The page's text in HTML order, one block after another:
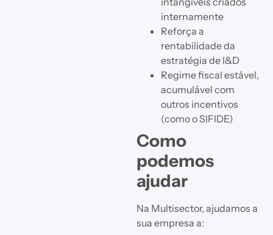
internamente
Reforça a
rentabilidade da
estratégia de I&D
Regime fiscal estável,
acumulável com
outros incentivos
(como o SIFIDE)
Como
podemos
ajudar
Na Multisector, ajudamos a
sua empresa a: